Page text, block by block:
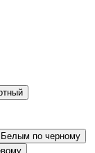
Белым по черному